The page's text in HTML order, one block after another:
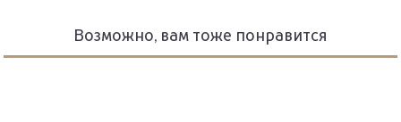
Возможно, вам тоже понравится